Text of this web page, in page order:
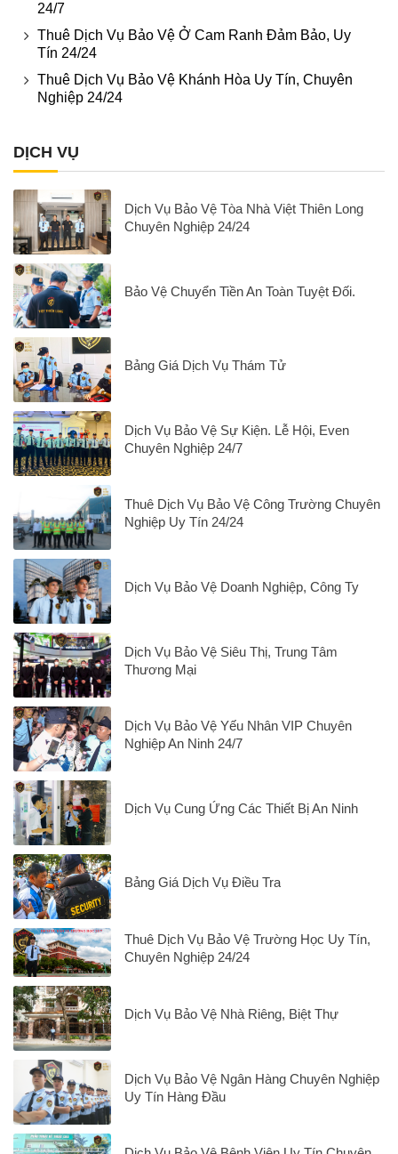
24/7
Thuê Dịch Vụ Bảo Vệ Ở Cam Ranh Đảm Bảo, Uy
Tín 24/24
Thuê Dịch Vụ Bảo Vệ Khánh Hòa Uy Tín, Chuyên
Nghiệp 24/24
DỊCH VỤ
Dịch Vụ Bảo Vệ Tòa Nhà Việt Thiên Long
Chuyên Nghiệp 24/24
Bảo Vệ Chuyển Tiền An Toàn Tuyệt Đối.
Bảng Giá Dịch Vụ Thám Tử
Dịch Vụ Bảo Vệ Sự Kiện. Lễ Hội, Even
Chuyên Nghiệp 24/7
Thuê Dịch Vụ Bảo Vệ Công Trường Chuyên
Nghiệp Uy Tín 24/24
Dịch Vụ Bảo Vệ Doanh Nghiệp, Công Ty
Dịch Vụ Bảo Vệ Siêu Thị, Trung Tâm
Thương Mại
Dịch Vụ Bảo Vệ Yếu Nhân VIP Chuyên
Nghiệp An Ninh 24/7
Dịch Vụ Cung Ứng Các Thiết Bị An Ninh
Bảng Giá Dịch Vụ Điều Tra
Thuê Dịch Vụ Bảo Vệ Trường Học Uy Tín,
Chuyên Nghiệp 24/24
Dịch Vụ Bảo Vệ Nhà Riêng, Biệt Thự
Dịch Vụ Bảo Vệ Ngân Hàng Chuyên Nghiệp
Uy Tín Hàng Đầu